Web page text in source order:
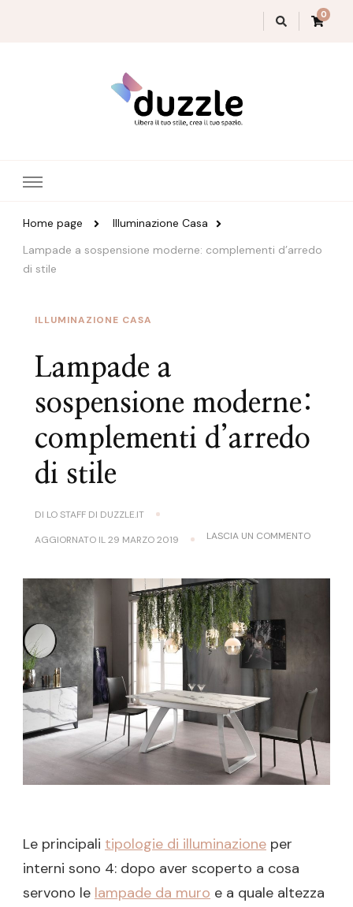
0
Home page
Illuminazione Casa
Lampade a sospensione moderne: complementi d’arredo
di stile
ILLUMINAZIONE CASA
Lampade a
sospensione moderne:
complementi d’arredo
di stile
DI LO STAFF DI DUZZLE.IT
AGGIORNATO IL29 MARZO 2019 LASCIA UN COMMENTOSU
Le principali tipologie di illuminazione per
interni sono 4: dopo aver scoperto a cosa
servono le lampade da muro e a quale altezza